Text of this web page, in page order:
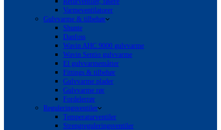
Varmeventilatorer
Gulvvarme & tilbehør
Shunte
Danfoss
Wavin AHC 9000 gulvvarme
Wavin Sentio gulvvarme
El gulvvarmemåtter
Fittings & tilbehør
Gulvvarme plader
Gulvvarme rør
Fordelerrør
Reguleringsventiler
Temperaturventiler
Strengreguleringsventiler